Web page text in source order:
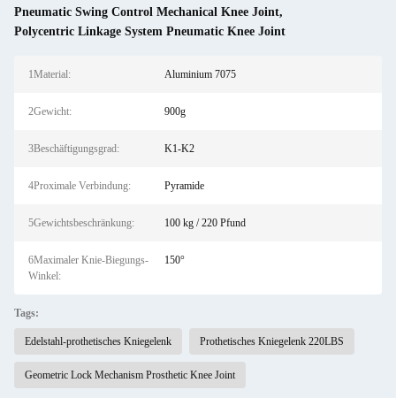
Pneumatic Swing Control Mechanical Knee Joint,
Polycentric Linkage System Pneumatic Knee Joint
1Material: Aluminium 7075
2Gewicht: 900g
3Beschäftigungsgrad: K1-K2
4Proximale Verbindung: Pyramide
5Gewichtsbeschränkung: 100 kg / 220 Pfund
6Maximaler Knie-Biegungs-
Winkel:
150°
Tags:
Edelstahl-prothetisches Kniegelenk Prothetisches Kniegelenk 220LBS
Geometric Lock Mechanism Prosthetic Knee Joint